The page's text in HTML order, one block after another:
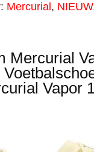
Mercurial , NIEUW
Mercurial
Vapor